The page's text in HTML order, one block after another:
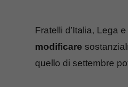
Fratelli d’Italia, Lega
modificare
quello di settembre